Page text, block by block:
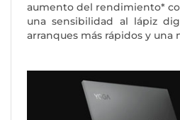
aumento del rendimiento*
una sensibilidad al lápiz
arranques más rápidos y una